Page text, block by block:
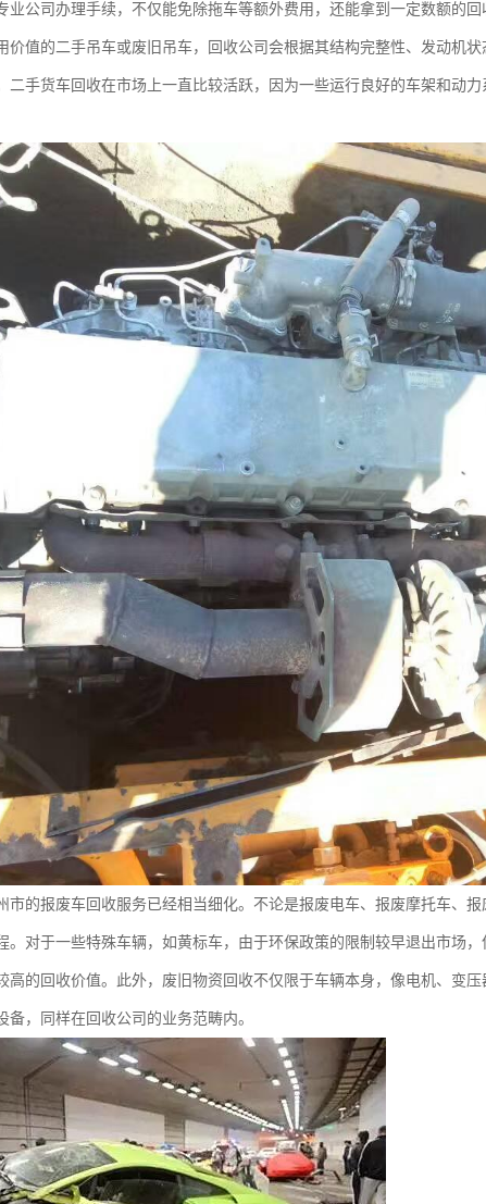
业公司办理手续，不仅能免除拖车等额外费用，还能拿到一定数额的回
价值的二手吊车或废旧吊车，回收公司会根据其结构完整性、发动机状
二手货车回收在市场上一直比较活跃，因为一些运行良好的车架和动
市的报废车回收服务已经相当细化。不论是报废电车、报废摩托车、
。对于一些特殊车辆，如黄标车，由于环保政策的限制较早退出市场
高的回收价值。此外，废旧物资回收不仅限于车辆本身，像电机、变
备，同样在回收公司的业务范畴内。